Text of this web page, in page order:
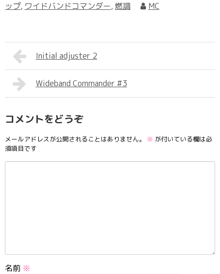
ップ, ワイドバンドコマンダー,燃調 MC
Initial adjuster 2
Wideband Commander #3
コメントをどうぞ
メールアドレスが公開されることはありません。 ※ が付いている欄は必
須項目です
名前 ※